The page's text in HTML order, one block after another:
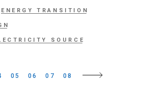
ENERGY TRANSITION
SOURCE
05 06 07 08